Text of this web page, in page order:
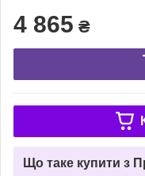
4 865 ₴
Що таке купити з